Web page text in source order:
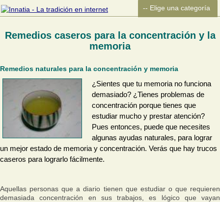
Remedios caseros para la concentración y la
memoria
Remedios naturales para la concentración y memoria
¿Sientes que tu memoria no funciona
demasiado? ¿Tienes problemas de
concentración porque tienes que
estudiar mucho y prestar atención?
Pues entonces, puede que necesites
algunas ayudas naturales, para lograr
un mejor estado de memoria y concentración. Verás que hay trucos
caseros para lograrlo fácilmente.
Aquellas personas que a diario tienen que estudiar o que requieren
demasiada concentración en sus trabajos, es lógico que vayan